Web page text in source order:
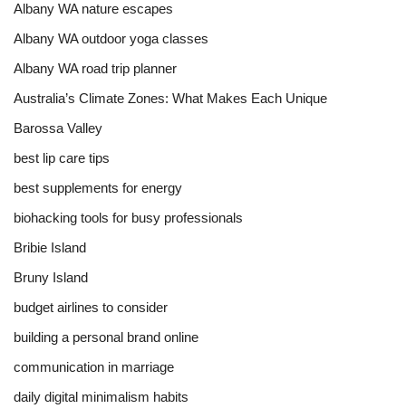
Albany WA nature escapes
Albany WA outdoor yoga classes
Albany WA road trip planner
Australia’s Climate Zones: What Makes Each Unique
Barossa Valley
best lip care tips
best supplements for energy
biohacking tools for busy professionals
Bribie Island
Bruny Island
budget airlines to consider
building a personal brand online
communication in marriage
daily digital minimalism habits